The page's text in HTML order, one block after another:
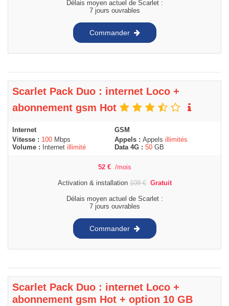
Délais moyen actuel de Scarlet :
7 jours ouvrables
Commander
Scarlet Pack Duo : internet Loco +
abonnement gsm Hot
Internet
Vitesse : 100 Mbps
Volume :
Internet illimité
GSM
Appels : Appels illimités
Data 4G : 50 GB
52 € /mois
Activation & installation108€ Gratuit
Délais moyen actuel de Scarlet :
7 jours ouvrables
Commander
Scarlet Pack Duo : internet Loco +
abonnement gsm Hot + option 10 GB